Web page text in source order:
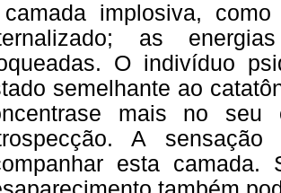
implosiva,
as
O indivíduo
semelhante ao
mais no
A
esta camada.